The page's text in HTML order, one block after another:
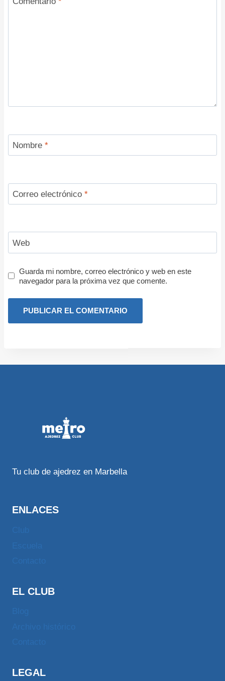
Nombre *
Correo electrónico *
Web
Guarda mi nombre, correo electrónico y web en este
navegador para la próxima vez que comente.
Tu club de ajedrez en Marbella
ENLACES
EL CLUB
LEGAL